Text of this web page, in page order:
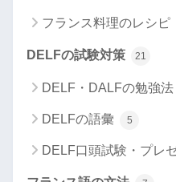
フランス料理のレシピ
DELFの試験対策 21
DELF・DALFの勉強法
DELFの語彙 5
DELF口頭試験・プレ